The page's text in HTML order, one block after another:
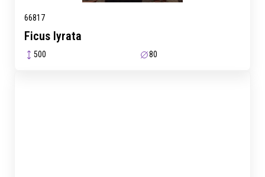
66817
Ficus lyrata
500 80